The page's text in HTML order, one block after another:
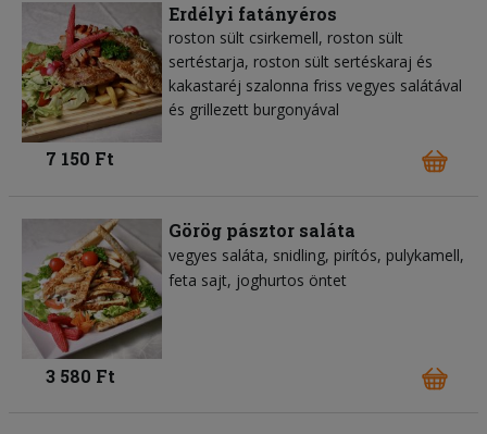
Erdélyi fatányéros
roston sült csirkemell, roston sült
sertéstarja, roston sült sertéskaraj és
kakastaréj szalonna friss vegyes salátával
és grillezett burgonyával
7 150 Ft
Görög pásztor saláta
vegyes saláta snidling pirítós pulykamell
feta sajt joghurtos öntet
3 580 Ft